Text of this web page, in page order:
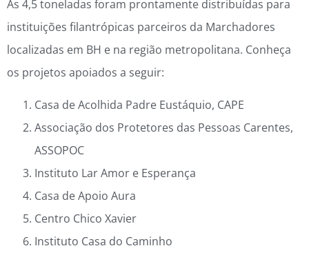
As 4,5 toneladas foram prontamente distribuídas para
instituições filantrópicas parceiros da Marchadores
localizadas em BH e na região metropolitana. Conheça
os projetos apoiados a seguir:
Casa de Acolhida Padre Eustáquio, CAPE
Associação dos Protetores das Pessoas Carentes,
ASSOPOC
Instituto Lar Amor e Esperança
Casa de Apoio Aura
Centro Chico Xavier
Instituto Casa do Caminho